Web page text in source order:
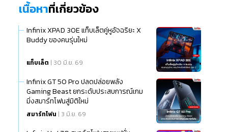
เนื้อหาที่เกี่ยวข้อง
Infinix XPAD 30E แท็บเล็ตคู่หูอัจฉริยะ X
Buddy ของคนรุ่นใหม่
แท็บเล็ต | 30 มิ.ย. 69
Infinix GT 50 Pro ปลดปล่อยพลัง
Gaming Beast ยกระดับประสบการณ์เกม
มิ่งสมาร์ทโฟนสู่มิติใหม่
สมาร์ทโฟน | 3 มิ.ย. 69